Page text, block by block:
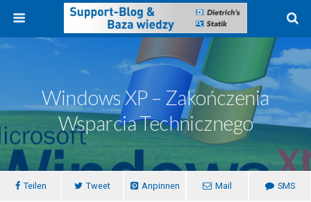
Windows XP – Zakończenia
Wsparcia Technicznego
Teilen Tweet Anpinnen Mail SMS